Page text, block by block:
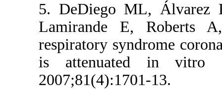
5. DeDiego
Lamirande
respiratory
is